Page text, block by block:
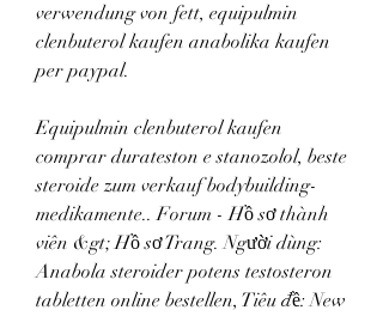
verwendung von fett, equipulmin
clenbuterol kaufen anabolika kaufen
per paypal.
Equipulmin clenbuterol kaufen
comprar durateston e stanozolol, beste
steroide zum verkauf bodybuilding-
medikamente.. Forum - Hồ sơ thành
viên &gt; Hồ sơ Trang. Người dùng:
Anabola steroider potens testosteron
tabletten online bestellen, Tiêu đề: New